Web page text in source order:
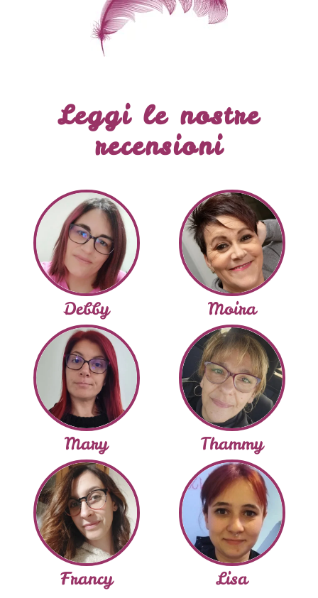
Leggi le nostre
recensioni
Debby Moira
Mary Thammy
Francy Lisa